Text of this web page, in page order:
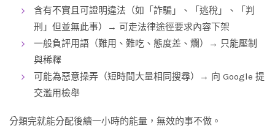
含有不實且可證明違法（如「詐騙」、「逃稅」、「判
刑」但並無此事）→ 可走法律途徑要求內容下架
一般負評用語（難用、難吃、態度差、爛）→ 只能壓制
與稀釋
可能為惡意操弄（短時間大量相同搜尋）→ 向 Google 提
交濫用檢舉
分類完就能分配後續一小時的能量，無效的事不做。